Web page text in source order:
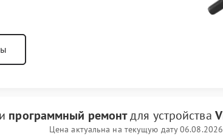
программный ремонтдля устройства
Цена актуальна на текущую дату 06.08.2026